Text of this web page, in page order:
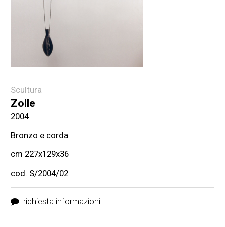
Scultura
Zolle
2004
Bronzo e corda
cm 227x129x36
cod. S/2004/02
richiesta informazioni